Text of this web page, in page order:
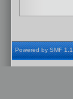
Powered by SMF